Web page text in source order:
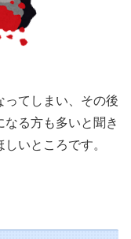
ってしまい、その後
る方も多いと聞き
いところです。